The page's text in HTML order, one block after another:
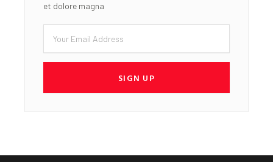
et dolore magna
Email
SIGN UP